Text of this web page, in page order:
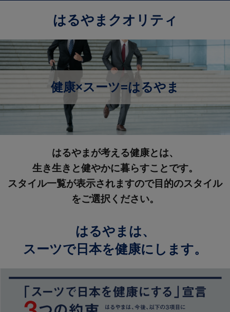
はるやまクオリティ
健康×スーツ=はるやま
はるやまが考える健康とは、
生き生きと健やかに暮らすことです。
スタイル一覧が表示されますので目的のスタイル
をご選択ください。
はるやまは、
スーツで日本を健康にします。